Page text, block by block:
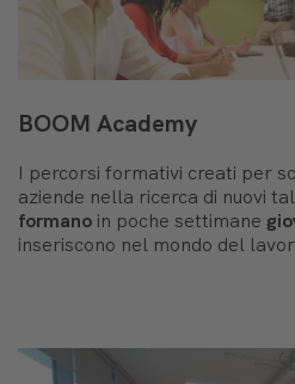
BOOM Academy
I percorsi formativi creati per
aziende nella ricerca di nuovi
formano in poche settimane
inseriscono nel mondo del